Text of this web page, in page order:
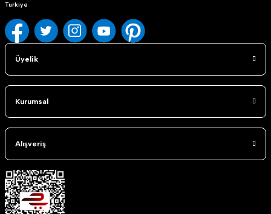
Turkiye
Üyelik
Kurumsal
Alışveriş